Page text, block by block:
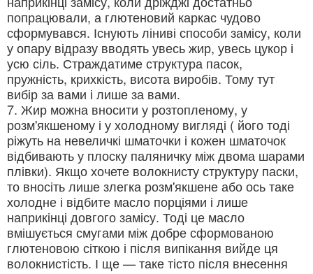
попрацювали, а глютеновий каркас чудово
сформувався. Існують ліниві способи замісу, коли
у опару відразу вводять увесь жир, увесь цукор і
усю сіль. Страждатиме структура пасок,
пружність, крихкість, висота виробів. Тому тут
вибір за вами і лише за вами.
7. Жир можна вносити у розтопленому, у
розм'якшеному і у холодному вигляді ( його тоді
ріжуть на невеличкі шматочки і кожен шматочок
відбивають у плоску паляничку між двома шарами
плівки). Якщо хочете волокнисту структуру паски,
то вносіть лише злегка розм'якшене або ось таке
холодне і відбите масло порціями і лише
наприкінці довгого замісу. Тоді це масло
вмішується смугами між добре сформованою
глютеновою сіткою і після випікання вийде ця
волокнистість. І ще — таке тісто після внесення